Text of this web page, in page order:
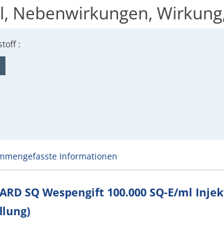
Nebenwirkungen,
:
Informationen
SQ Wespengift 100.000 SQ-E/ml